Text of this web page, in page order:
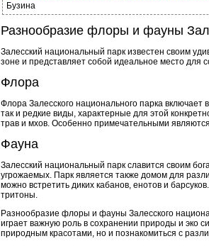
Бузина
Разнообразие флоры и фауны
Залесский национальный парк известен своим
зоне и представляет собой идеальное место для
Флора
Флора Залесского национального парка
так и редкие виды, характерные для этой
трав и мхов. Особенно примечательными
Фауна
Залесский национальный парк славится своим
угрожаемых. Парк является также домом для
можно встретить диких кабанов, енотов и
тритоны.
Разнообразие флоры и фауны Залесского
играет важную роль в сохранении природы и эко
природным красотами, но и познакомиться с